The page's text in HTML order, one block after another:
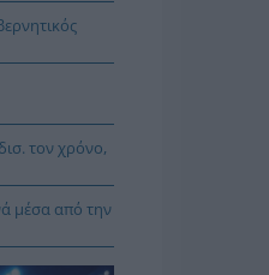
τον χρόνο,
μέσα από την